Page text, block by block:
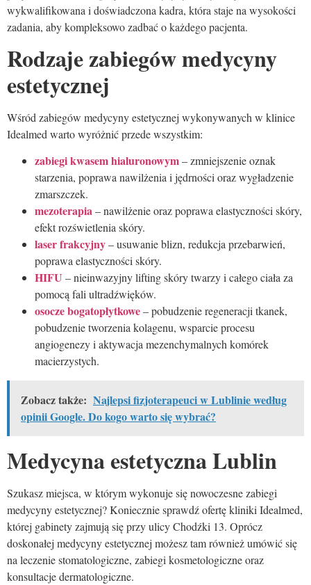
wykwalifikowana i doświadczona kadra, która staje na wysokości
zadania, aby kompleksowo zadbać o każdego pacjenta.
Rodzaje zabiegów medycyny
estetycznej
Wśród zabiegów medycyny estetycznej wykonywanych w klinice
Idealmed warto wyróżnić przede wszystkim:
zabiegi kwasem hialuronowym– zmniejszenie oznak
starzenia, poprawa nawilżenia i jędrności oraz wygładzenie
zmarszczek.
mezoterapia– nawilżenie oraz poprawa elastyczności skóry,
efekt rozświetlenia skóry.
laser frakcyjny– usuwanie blizn, redukcja przebarwień,
poprawa elastyczności skóry.
HIFU – nieinwazyjny lifting skóry twarzy i całego ciała za
pomocą fali ultradźwięków.
osocze bogatopłytkowe– pobudzenie regeneracji tkanek,
pobudzenie tworzenia kolagenu, wsparcie procesu
angiogenezy i aktywacja mezenchymalnych komórek
macierzystych.
Zobacz także: Najlepsi fizjoterapeuci w Lublinie według
opinii Google. Do kogo warto się wybrać?
Medycyna estetyczna Lublin
Szukasz miejsca, w którym wykonuje się nowoczesne zabiegi
medycyny estetycznej? Koniecznie sprawdź ofertę kliniki Idealmed,
której gabinety zajmują się przy ulicy Chodźki 13. Oprócz
doskonałej medycyny estetycznej możesz tam również umówić się
na leczenie stomatologiczne, zabiegi kosmetologiczne oraz
konsultacje dermatologiczne.